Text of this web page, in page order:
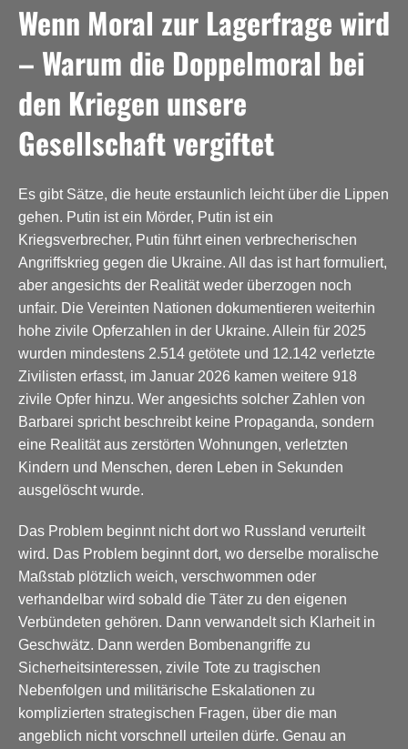
Wenn Moral zur Lagerfrage wird
– Warum die Doppelmoral bei
den Kriegen unsere
Gesellschaft vergiftet
Es gibt Sätze, die heute erstaunlich leicht über die Lippen
gehen. Putin ist ein Mörder, Putin ist ein
Kriegsverbrecher, Putin führt einen verbrecherischen
Angriffskrieg gegen die Ukraine. All das ist hart formuliert,
aber angesichts der Realität weder überzogen noch
unfair. Die Vereinten Nationen dokumentieren weiterhin
hohe zivile Opferzahlen in der Ukraine. Allein für 2025
wurden mindestens 2.514 getötete und 12.142 verletzte
Zivilisten erfasst, im Januar 2026 kamen weitere 918
zivile Opfer hinzu. Wer angesichts solcher Zahlen von
Barbarei spricht beschreibt keine Propaganda, sondern
eine Realität aus zerstörten Wohnungen, verletzten
Kindern und Menschen, deren Leben in Sekunden
ausgelöscht wurde.
Das Problem beginnt nicht dort wo Russland verurteilt
wird. Das Problem beginnt dort, wo derselbe moralische
Maßstab plötzlich weich, verschwommen oder
verhandelbar wird sobald die Täter zu den eigenen
Verbündeten gehören. Dann verwandelt sich Klarheit in
Geschwätz. Dann werden Bombenangriffe zu
Sicherheitsinteressen, zivile Tote zu tragischen
Nebenfolgen und militärische Eskalationen zu
komplizierten strategischen Fragen, über die man
angeblich nicht vorschnell urteilen dürfe. Genau an